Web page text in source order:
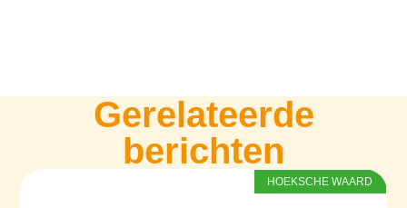
Gerelateerde
berichten
HOEKSCHE WAARD